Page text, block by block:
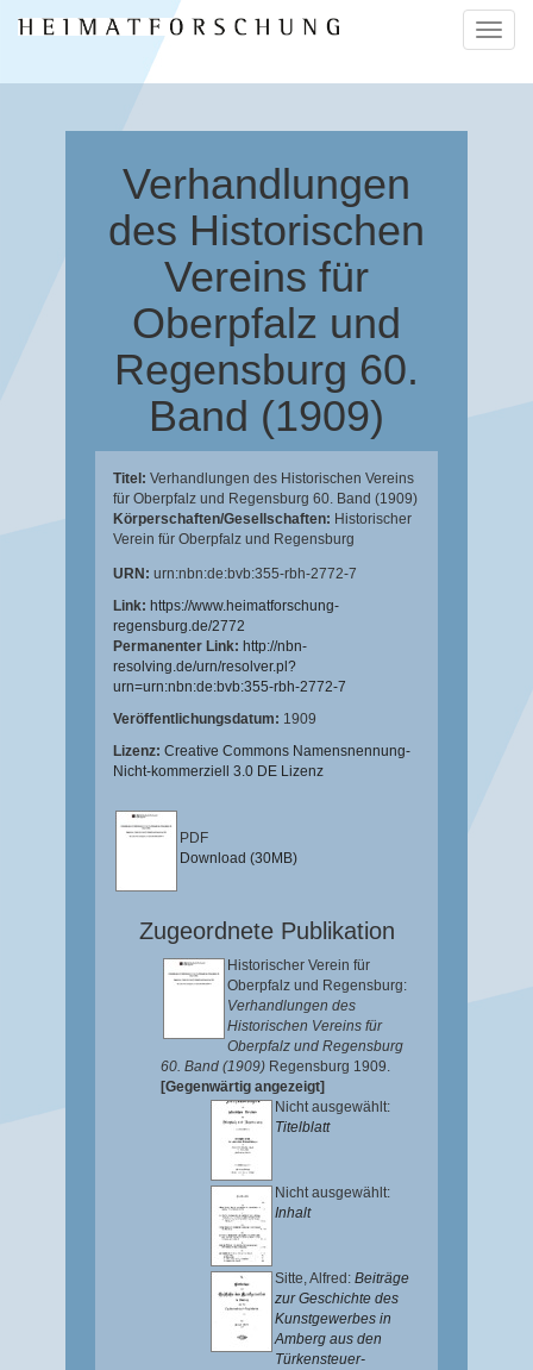
ein-/
Verhandlungen
des Historischen
Vereins für
Oberpfalz und
Regensburg 60.
Band (1909)
Titel: Verhandlungen des Historischen Vereins
für Oberpfalz und Regensburg 60. Band (1909)
Körperschaften/Gesellschaften: Historischer
Verein für Oberpfalz und Regensburg
URN: urn:nbn:de:bvb:355-rbh-2772-7
Link: https://www.heimatforschung-
regensburg.de/2772
Permanenter Link: http://nbn-
resolving.de/urn/resolver.pl?
urn=urn:nbn:de:bvb:355-rbh-2772-7
Veröffentlichungsdatum: 1909
Lizenz: Creative Commons Namensnennung-
Nicht-kommerziell 3.0 DE Lizenz
PDF
Download (30MB)
Zugeordnete Publikation
Historischer Verein für
Oberpfalz und Regensburg:
Verhandlungen des
Historischen Vereins für
Oberpfalz und Regensburg
60. Band (1909) Regensburg 1909.
[Gegenwärtig angezeigt]
Nicht ausgewählt:
Titelblatt
Nicht ausgewählt:
Inhalt
Sitte, Alfred : Beiträge
zur Geschichte des
Kunstgewerbes in
Amberg aus den
Türkensteuer-